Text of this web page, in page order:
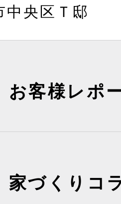
中央区Ｔ邸
お客様レポ
家づくりコ